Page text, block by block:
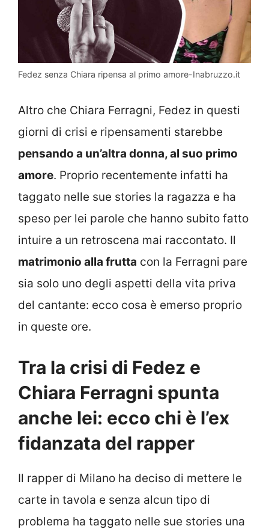
Fedez senza Chiara ripensa al primo amore-Inabruzzo.it
Altro che Chiara Ferragni, Fedez in questi
giorni di crisi e ripensamenti starebbe
pensando a un’altra donna, al suo primo
amore. Proprio recentemente infatti ha
taggato nelle sue stories la ragazza e ha
speso per lei parole che hanno subito fatto
intuire a un retroscena mai raccontato. Il
matrimonio alla frutta con la Ferragni pare
sia solo uno degli aspetti della vita priva
del cantante: ecco cosa è emerso proprio
in queste ore.
Tra la crisi di Fedez e
Chiara Ferragni spunta
anche lei: ecco chi è l’ex
fidanzata del rapper
Il rapper di Milano ha deciso di mettere le
carte in tavola e senza alcun tipo di
problema ha taggato nelle sue stories una